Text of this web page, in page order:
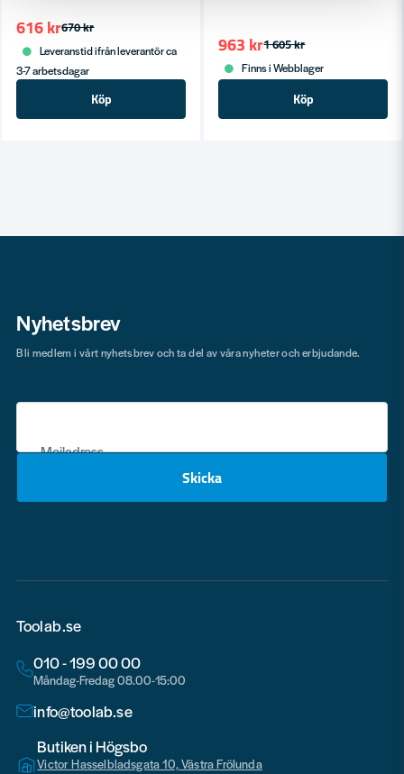
670 kr
616 kr
Leveranstid ifrån leverantör ca
3-7 arbetsdagar
Köp
1 605 kr
963 kr
Finns i Webblager
Köp
Nyhetsbrev
Mejladress
Skicka
Bli medlem i vårt nyhetsbrev och ta del av våra nyheter och erbjudande.
Toolab.se
010 - 199 00 00
Måndag-Fredag 08.00-15:00
info@toolab.se
Butiken i Högsbo
Victor Hasselbladsgata 10, Västra Frölunda